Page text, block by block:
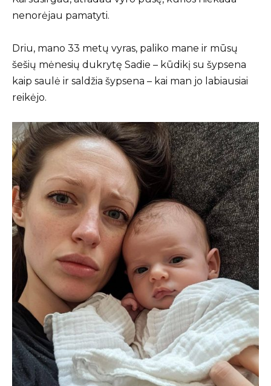
nenorėjau pamatyti.
Driu, mano 33 metų vyras, paliko mane ir mūsų
šešių mėnesių dukrytę Sadie – kūdikį su šypsena
kaip saulė ir saldžia šypsena – kai man jo labiausiai
reikėjo.